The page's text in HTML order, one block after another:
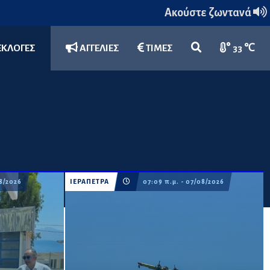
Ακούστε ζωντανά
ΑΓΓΕΛΙΕΣ ΤΙΜΕΣ 33 ℃
2026 ΙΕΡΑΠΕΤΡΑ 07:09 π.μ. - 07/08/2026